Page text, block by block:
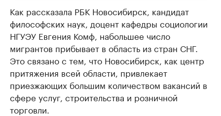
Как рассказала РБК Новосибирск, кандидат
философских наук, доцент кафедры социологии
НГУЭУ Евгения Комф, набольшее число
мигрантов прибывает в область из стран СНГ.
Это связано с тем, что Новосибирск, как центр
притяжения всей области, привлекает
приезжающих большим количеством вакансий в
сфере услуг, строительства и розничной
торговли.